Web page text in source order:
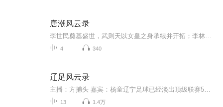
唐潮风云录
4 340
辽足风云录
13 1.4万